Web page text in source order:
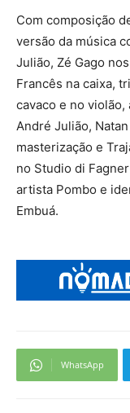
Com composição
versão da música
Julião, Zé Gago
Francês na caixa,
cavaco e no
André Julião,
masterização e
no Studio di
artista Pombo e
Embuá.
WhatsApp